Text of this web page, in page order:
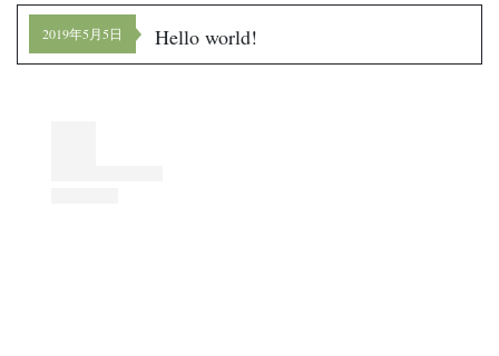
2019年5月5日 Hello world!